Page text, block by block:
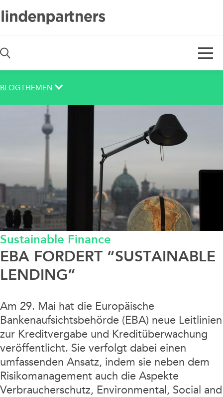
De
BLOGTHEMEN
Auch das noch
Corona
Corporate
Data / Media / IT
Finanzierung / Bank / Kapitalmarkt
Fintech/Crypto
Litigation
Real Estate
Steuern / Bilanz
Sustainable Finance
EBA FORDERT “SUSTAINABLE
LENDING”
Am 29. Mai hat die Europäische
Bankenaufsichtsbehörde (EBA) neue Leitlinien
zur Kreditvergabe und Kreditüberwachung
veröffentlicht. Sie verfolgt dabei einen
umfassenden Ansatz, indem sie neben dem
Risikomanagement auch die Aspekte
Verbraucherschutz, Environmental, Social and